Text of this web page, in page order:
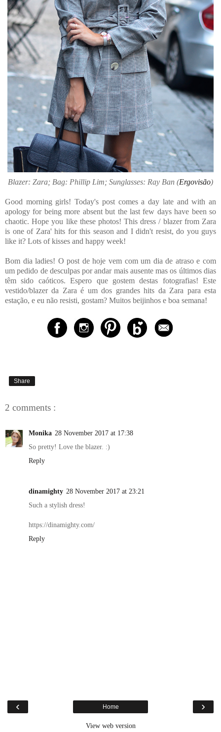
Blazer: Zara; Bag: Phillip Lim; Sunglasses: Ray Ban (Ergovisão)
Good morning girls! Today's post comes a day late and with an
apology for being more absent but the last few days have been so
chaotic. Hope you like these photos! This dress / blazer from Zara
is one of Zara' hits for this season and I didn't resist, do you guys
like it? Lots of kisses and happy week!
Bom dia ladies! O post de hoje vem com um dia de atraso e com
um pedido de desculpas por andar mais ausente mas os últimos dias
têm sido caóticos. Espero que gostem destas fotografias! Este
vestido/blazer da Zara é um dos grandes hits da Zara para esta
estação, e eu não resisti, gostam? Muitos beijinhos e boa semana!
Share
2 comments :
Monika 28 November 2017 at 17:38
So pretty! Love the blazer. :)
Reply
dinamighty 28 November 2017 at 23:21
Such a stylish dress!
https://dinamighty.com/
Reply
‹ ›
Home
View web version